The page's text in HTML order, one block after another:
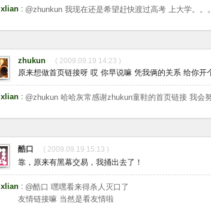
xlian : @zhunkun 我现在还是希望赶快渡过高考 上大学。。
zhukun ( 2009.09.19 14:23 )
原来想做首页链接呀 哎 你早说嘛 凭我俩的关系 给你开
xlian : @zhukun 哈哈灰常感谢zhukun童鞋的首页链接 我会
酷口 ( 2009.09.19 15:13 )
靠，原来有黑幕交易，我捅出去了！
xlian : @酷口 嘿嘿看来得杀人灭口了
友情链接嘛 当然是看友情啦